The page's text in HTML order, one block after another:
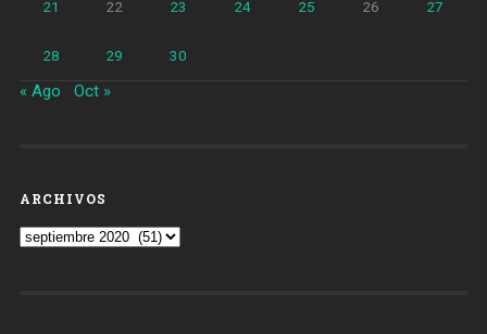
21 22 23 24 25 26 27
28 29 30
« Ago Oct »
ARCHIVOS
Archivos